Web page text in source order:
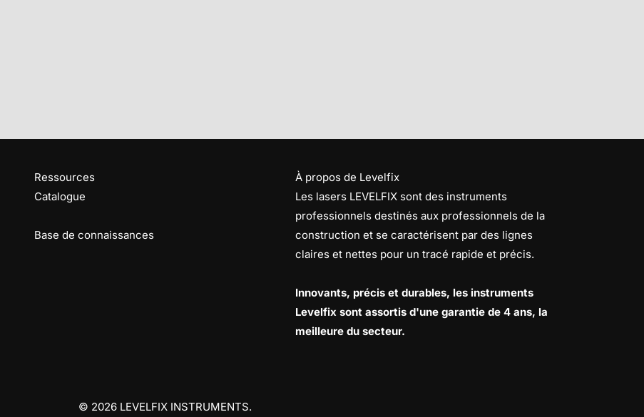
Ressources
Catalogue
Base de connaissances
À propos de Levelfix
Les lasers LEVELFIX sont des instruments
professionnels destinés aux professionnels de la
construction et se caractérisent par des lignes
claires et nettes pour un tracé rapide et précis.
Innovants, précis et durables, les instruments
Levelfix sont assortis d'une garantie de 4 ans, la
meilleure du secteur.
© 2026 LEVELFIX INSTRUMENTS.